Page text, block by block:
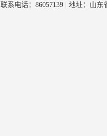
联系电话：86057139 | 地址：山